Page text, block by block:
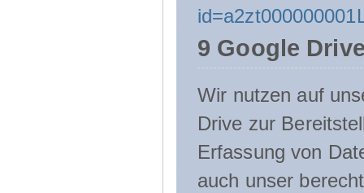
9 Google
Wir nutzen auf
Drive zur
Erfassung von
auch unser